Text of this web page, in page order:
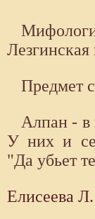
Предмет
Алпан - в
У них и
"Да убьет
Елисеева